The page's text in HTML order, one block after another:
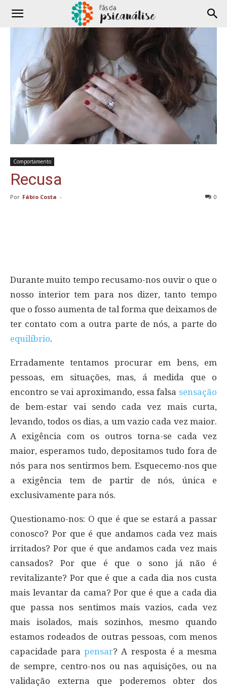
Comportamento
Recusa
Por Fábio Costa - 0
Durante muito tempo recusamo-nos ouvir o que o
nosso interior tem para nos dizer, tanto tempo
que o fosso aumenta de tal forma que deixamos de
ter contato com a outra parte de nós, a parte do
equilíbrio.
Erradamente tentamos procurar em bens, em
pessoas, em situações, mas, á medida que o
encontro se vai aproximando, essa falsa sensação
de bem-estar vai sendo cada vez mais curta,
levando, todos os dias, a um vazio cada vez maior.
A exigência com os outros torna-se cada vez
maior, esperamos tudo, depositamos tudo fora de
nós para nos sentirmos bem. Esquecemo-nos que
a exigência tem de partir de nós, única e
exclusivamente para nós.
Questionamo-nos: O que é que se estará a passar
conosco? Por que é que andamos cada vez mais
irritados? Por que é que andamos cada vez mais
cansados? Por que é que o sono já não é
revitalizante? Por que é que a cada dia nos custa
mais levantar da cama? Por que é que a cada dia
que passa nos sentimos mais vazios, cada vez
mais isolados, mais sozinhos, mesmo quando
estamos rodeados de outras pessoas, com menos
capacidade parapensar? A resposta é a mesma
de sempre, centro-nos ou nas aquisições, ou na
validação externa que poderemos obter dos